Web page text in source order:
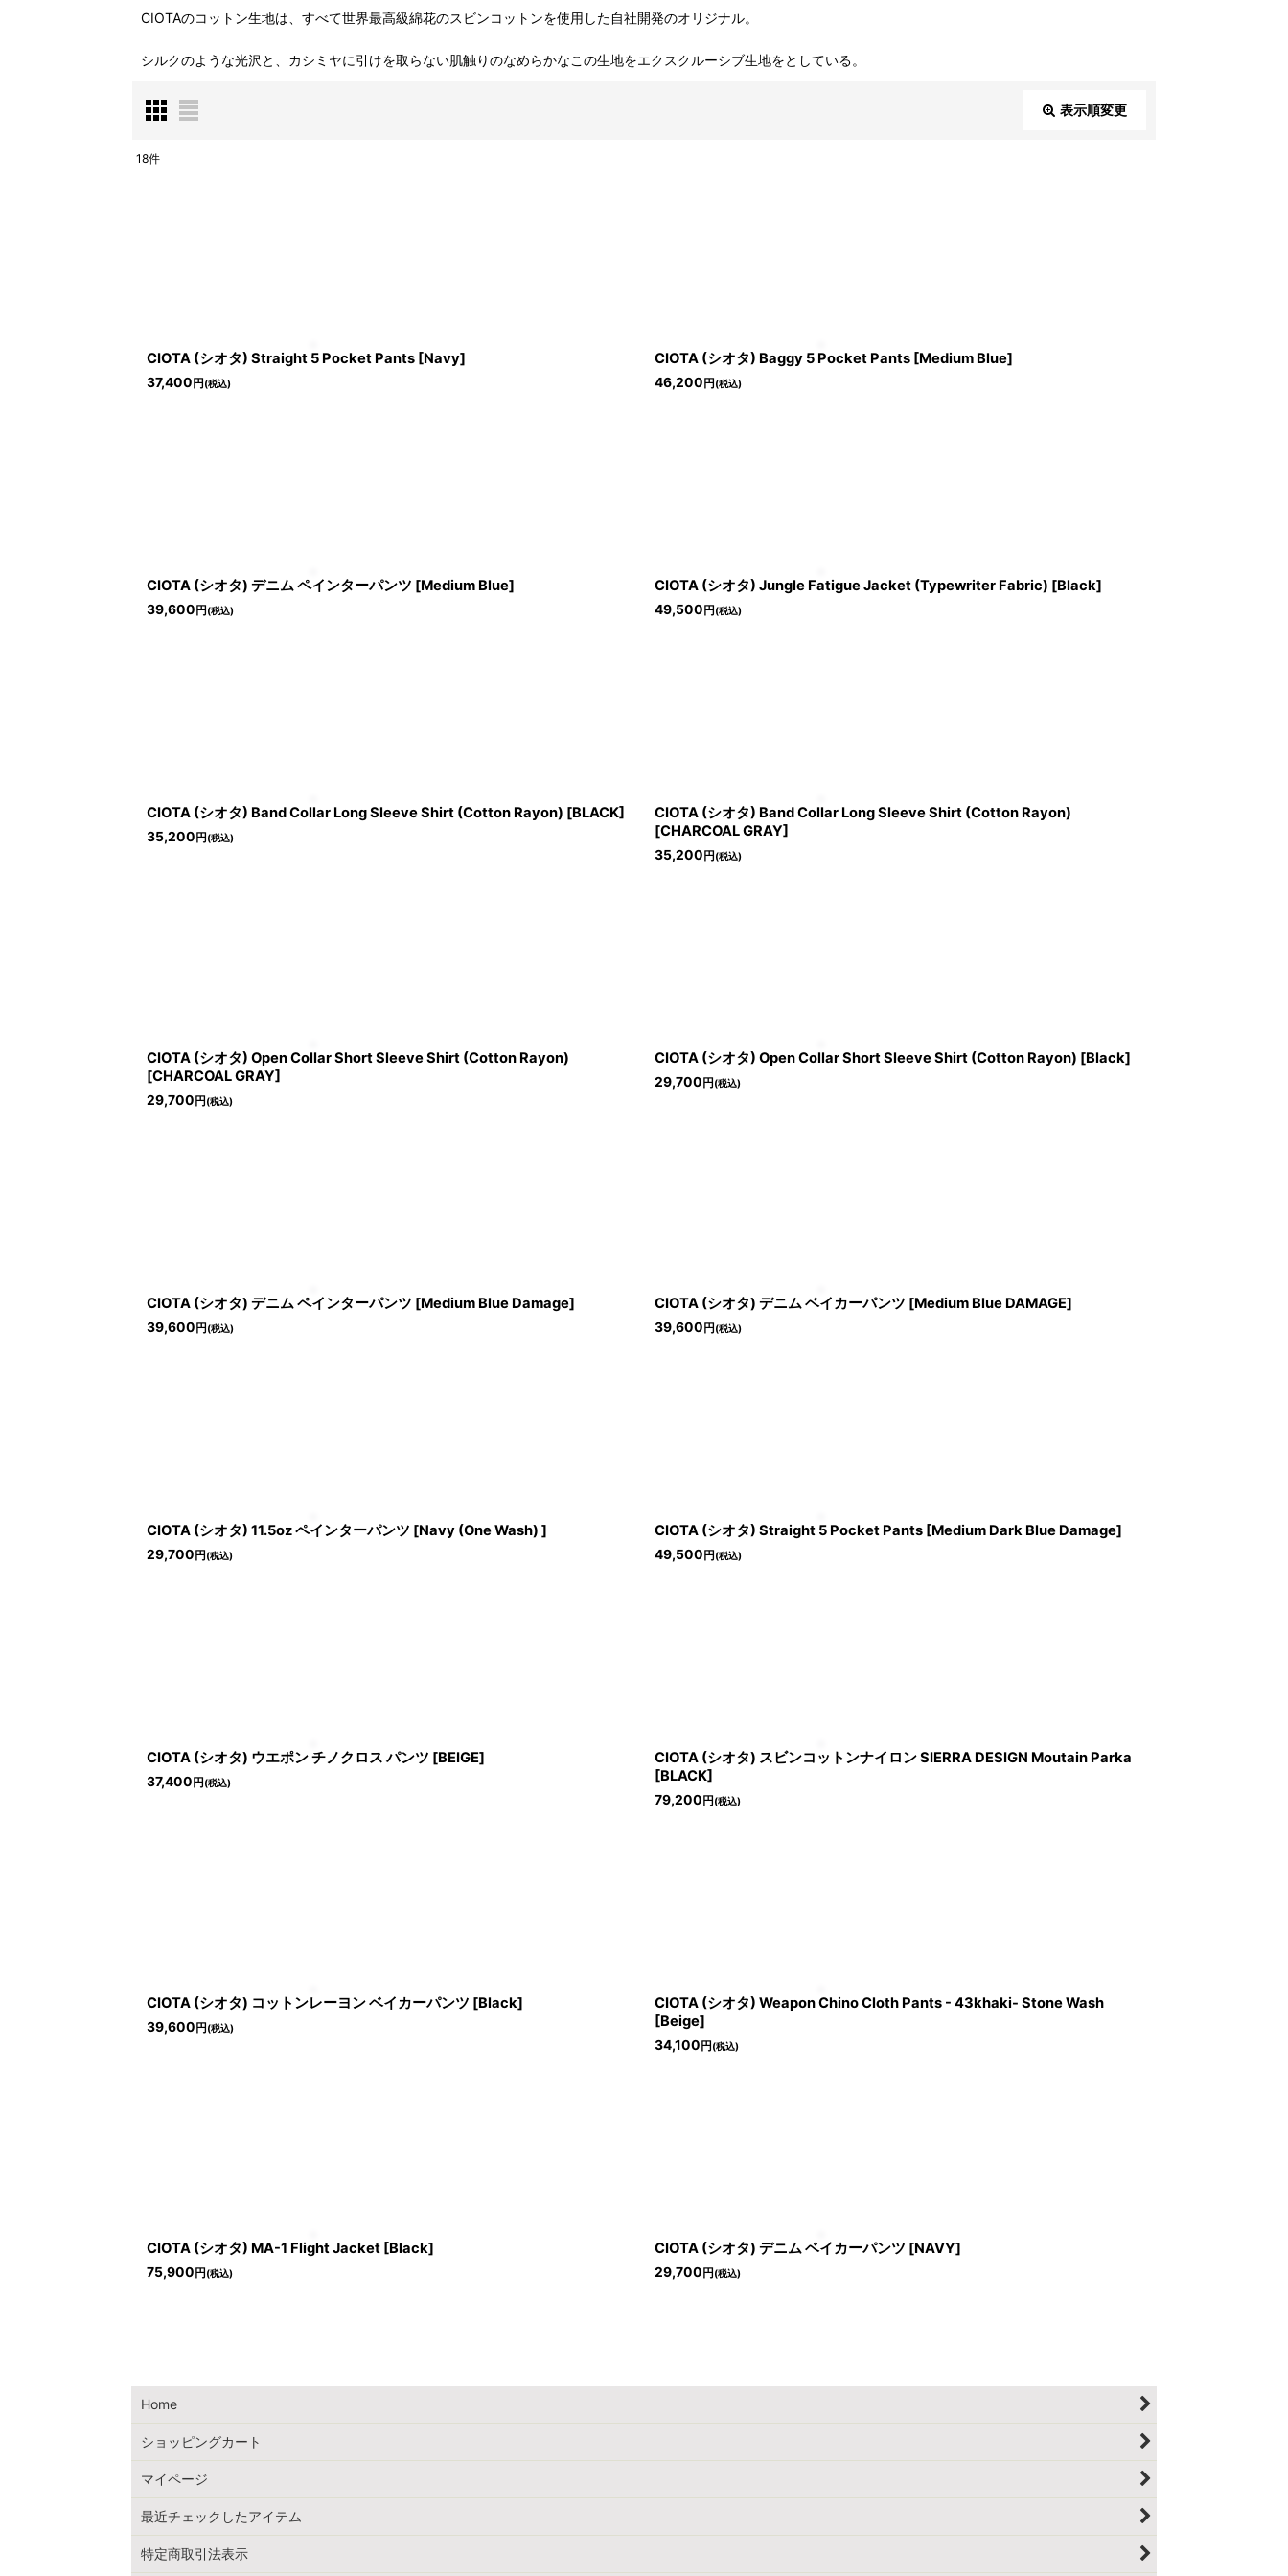
CIOTAのコットン生地は、すべて世界最高級綿花のスビンコットンを使用した自社開発のオリジナル。
シルクのような光沢と、カシミヤに引けを取らない肌触りのなめらかなこの生地をエクスクルーシブ生地をとしている。
表示順変更
18件
CIOTA (シオタ) Straight 5 Pocket Pants [Navy]
37,400円(税込)
CIOTA (シオタ) Baggy 5 Pocket Pants [Medium Blue]
46,200円(税込)
CIOTA (シオタ) デニム ペインターパンツ [Medium Blue]
39,600円(税込)
CIOTA (シオタ) Jungle Fatigue Jacket (Typewriter Fabric) [Black]
49,500円(税込)
CIOTA (シオタ) Band Collar Long Sleeve Shirt (Cotton Rayon) [BLACK]
35,200円(税込)
CIOTA (シオタ) Band Collar Long Sleeve Shirt (Cotton Rayon)
[CHARCOAL GRAY]
35,200円(税込)
CIOTA (シオタ) Open Collar Short Sleeve Shirt (Cotton Rayon)
[CHARCOAL GRAY]
29,700円(税込)
CIOTA (シオタ) Open Collar Short Sleeve Shirt (Cotton Rayon) [Black]
29,700円(税込)
CIOTA (シオタ) デニム ペインターパンツ [Medium Blue Damage]
39,600円(税込)
CIOTA (シオタ) デニム ベイカーパンツ [Medium Blue DAMAGE]
39,600円(税込)
CIOTA (シオタ) 11.5oz ペインターパンツ [Navy (One Wash) ]
29,700円(税込)
CIOTA (シオタ) Straight 5 Pocket Pants [Medium Dark Blue Damage]
49,500円(税込)
CIOTA (シオタ) ウエポン チノクロス パンツ [BEIGE]
37,400円(税込)
CIOTA (シオタ) スビンコットンナイロン SIERRA DESIGN Moutain Parka
[BLACK]
79,200円(税込)
CIOTA (シオタ) コットンレーヨン ベイカーパンツ [Black]
39,600円(税込)
CIOTA (シオタ) Weapon Chino Cloth Pants - 43khaki- Stone Wash
[Beige]
34,100円(税込)
CIOTA (シオタ) MA-1 Flight Jacket [Black]
75,900円(税込)
CIOTA (シオタ) デニム ベイカーパンツ [NAVY]
29,700円(税込)
Home
ショッピングカート
マイページ
最近チェックしたアイテム
特定商取引法表示